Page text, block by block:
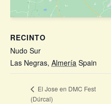
RECINTO
Nudo Sur
Las Negras, Almería Spain
El Jose en DMC Fest
(Dúrcal)